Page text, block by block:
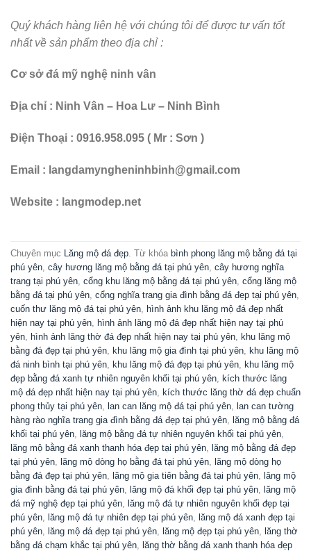
Quý khách hàng liên hệ với chúng tôi để được tư vấn tốt
nhất về sản phẩm theo địa chỉ :
Cơ sở đá mỹ nghệ ninh vân
Địa chỉ : Ninh Vân – Hoa Lư – Ninh Bình
Điện Thoại : 0916.958.095 ( Mr : Sơn )
Email : langdamyngheninhbinh@gmail.com
Website : langmodep.net
Chuyên mục Lăng mộ đá đẹp . Từ khóa bình phong lăng mộ bằng đá tại
phú yên cây hương lăng mộ bằng đá tại phú yên cây hương nghĩa
trang tại phú yên cổng khu lăng mộ bằng đá tại phú yên cổng lăng mộ
bằng đá tại phú yên cổng nghĩa trang gia đình bằng đá đẹp tại phú yên
cuốn thư lăng mộ đá tại phú yên
hình ảnh khu lăng mộ đá đẹp nhất
hiện nay tại phú yên
hình ảnh lăng mộ đá đẹp nhất hiện nay tại phú
yên
hình ảnh lăng thờ đá đẹp nhất hiện nay tại phú yên
khu lăng mộ
bằng đá đẹp tại phú yên
khu lăng mộ gia đình tại phú yên
khu lăng mộ
đá ninh bình tại phú yên
khu lăng mộ đá đẹp tại phú yên
khu lăng mộ
đẹp bằng đá xanh tự nhiên nguyên khối tại phú yên
kích thước lăng
mộ đá đẹp nhất hiện nay tại phú yên
kích thước lăng thờ đá đẹp chuẩn
phong thủy tại phú yên
lan can lăng mộ đá tại phú yên
lan can tường
hàng rào nghĩa trang gia đình bằng đá đẹp tại phú yên
lăng mộ bằng đá
khối tại phú yên
lăng mộ bằng đá tự nhiên nguyên khối tại phú yên
lăng mộ bằng đá xanh thanh hóa đẹp tại phú yên
lăng mộ bằng đá đẹp
tại phú yên
lăng mộ dòng họ bằng đá tại phú yên
lăng mộ dòng họ
bằng đá đẹp tại phú yên
lăng mộ gia tiên bằng đá tại phú yên
lăng mộ
gia đình bằng đá tại phú yên
lăng mộ đá khối đẹp tại phú yên
lăng mộ
đá mỹ nghệ đẹp tại phú yên
lăng mộ đá tự nhiên nguyên khối đẹp tại
phú yên
lăng mộ đá tự nhiên đẹp tại phú yên
lăng mộ đá xanh đẹp tại
phú yên
lăng mộ đá đẹp tại phú yên lăng mộ đẹp tại phú yên
lăng thờ
bằng đá chạm khắc tại phú yên
lăng thờ bằng đá xanh thanh hóa đẹp